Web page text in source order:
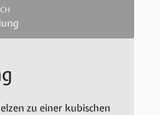
zu einer kubischen